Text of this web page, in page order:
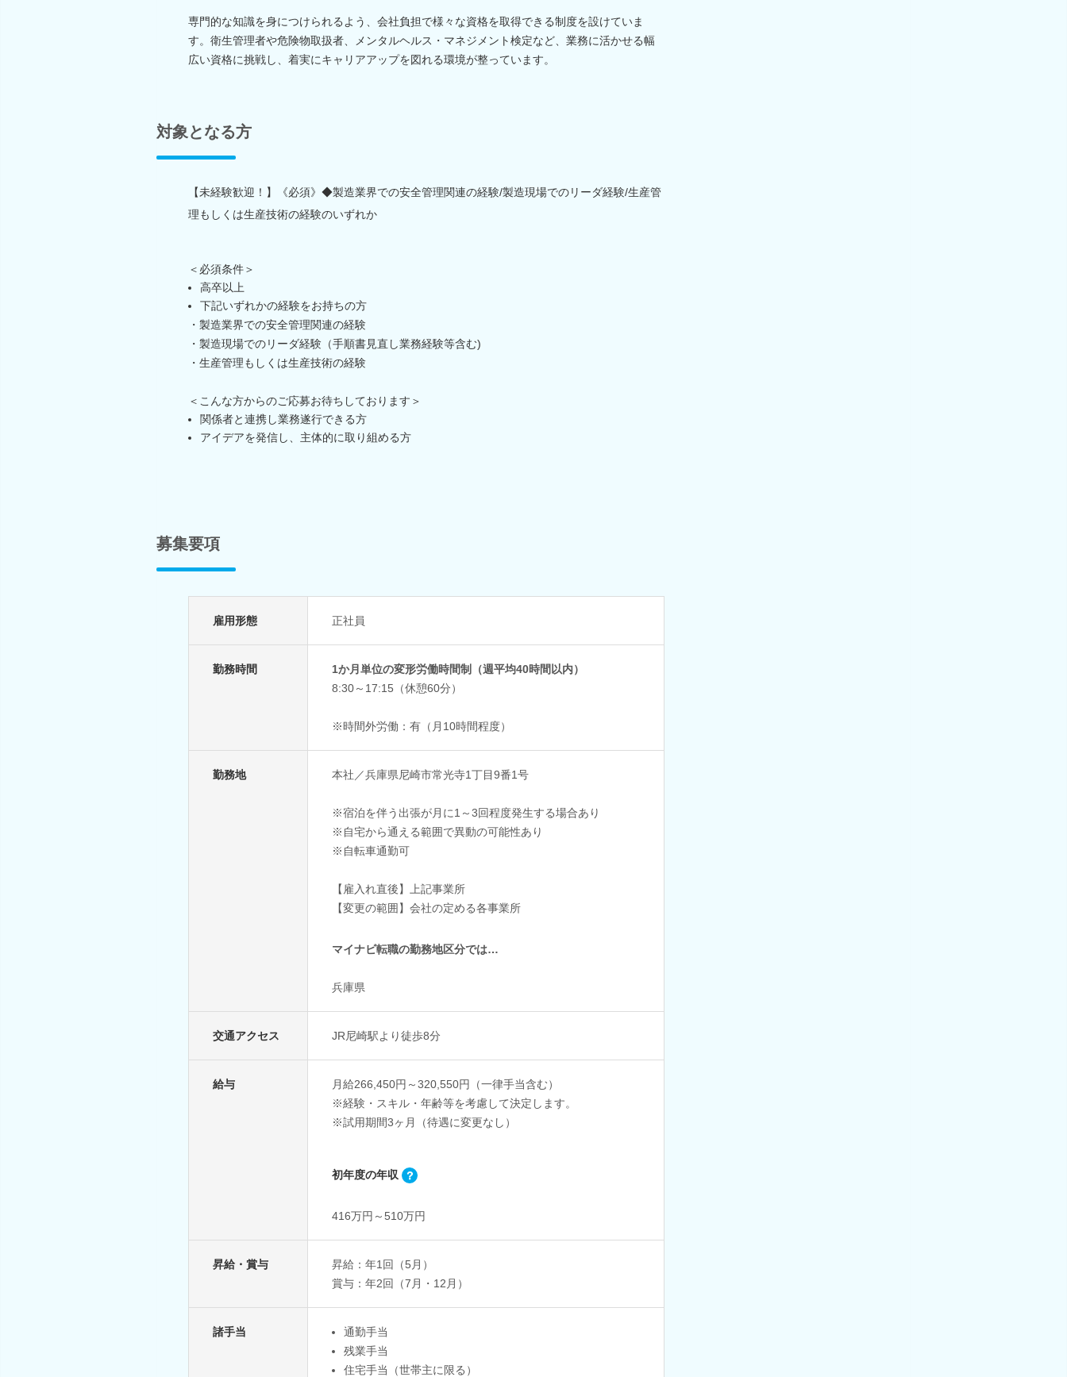
専門的な知識を身につけられるよう、会社負担で様々な資格を取得できる制度を設けていま
す。衛生管理者や危険物取扱者、メンタルヘルス・マネジメント検定など、業務に活かせる幅
広い資格に挑戦し、着実にキャリアアップを図れる環境が整っています。
対象となる方
【未経験歓迎！】《必須》◆製造業界での安全管理関連の経験/製造現場でのリーダ経験/生産管
理もしくは生産技術の経験のいずれか
＜必須条件＞
高卒以上
下記いずれかの経験をお持ちの方
・製造業界での安全管理関連の経験
・製造現場でのリーダ経験（手順書見直し業務経験等含む)
・生産管理もしくは生産技術の経験
＜こんな方からのご応募お待ちしております＞
関係者と連携し業務遂行できる方
アイデアを発信し、主体的に取り組める方
募集要項
雇用形態 正社員
勤務時間
1か月単位の変形労働時間制（週平均40時間以内）
8:30～17:15（休憩60分）
※時間外労働：有（月10時間程度）
勤務地 本社／兵庫県尼崎市常光寺1丁目9番1号
※宿泊を伴う出張が月に1～3回程度発生する場合あり
※自宅から通える範囲で異動の可能性あり
※自転車通勤可
【雇入れ直後】上記事業所
【変更の範囲】会社の定める各事業所
マイナビ転職の勤務地区分では…
兵庫県
交通アクセス JR尼崎駅より徒歩8分
給与
月給266,450円～320,550円（一律手当含む）
※経験・スキル・年齢等を考慮して決定します。
※試用期間3ヶ月（待遇に変更なし）
初年度の年収
416万円～510万円
昇給・賞与
昇給：年1回（5月）
賞与：年2回（7月・12月）
諸手当
通勤手当
残業手当
住宅手当（世帯主に限る）